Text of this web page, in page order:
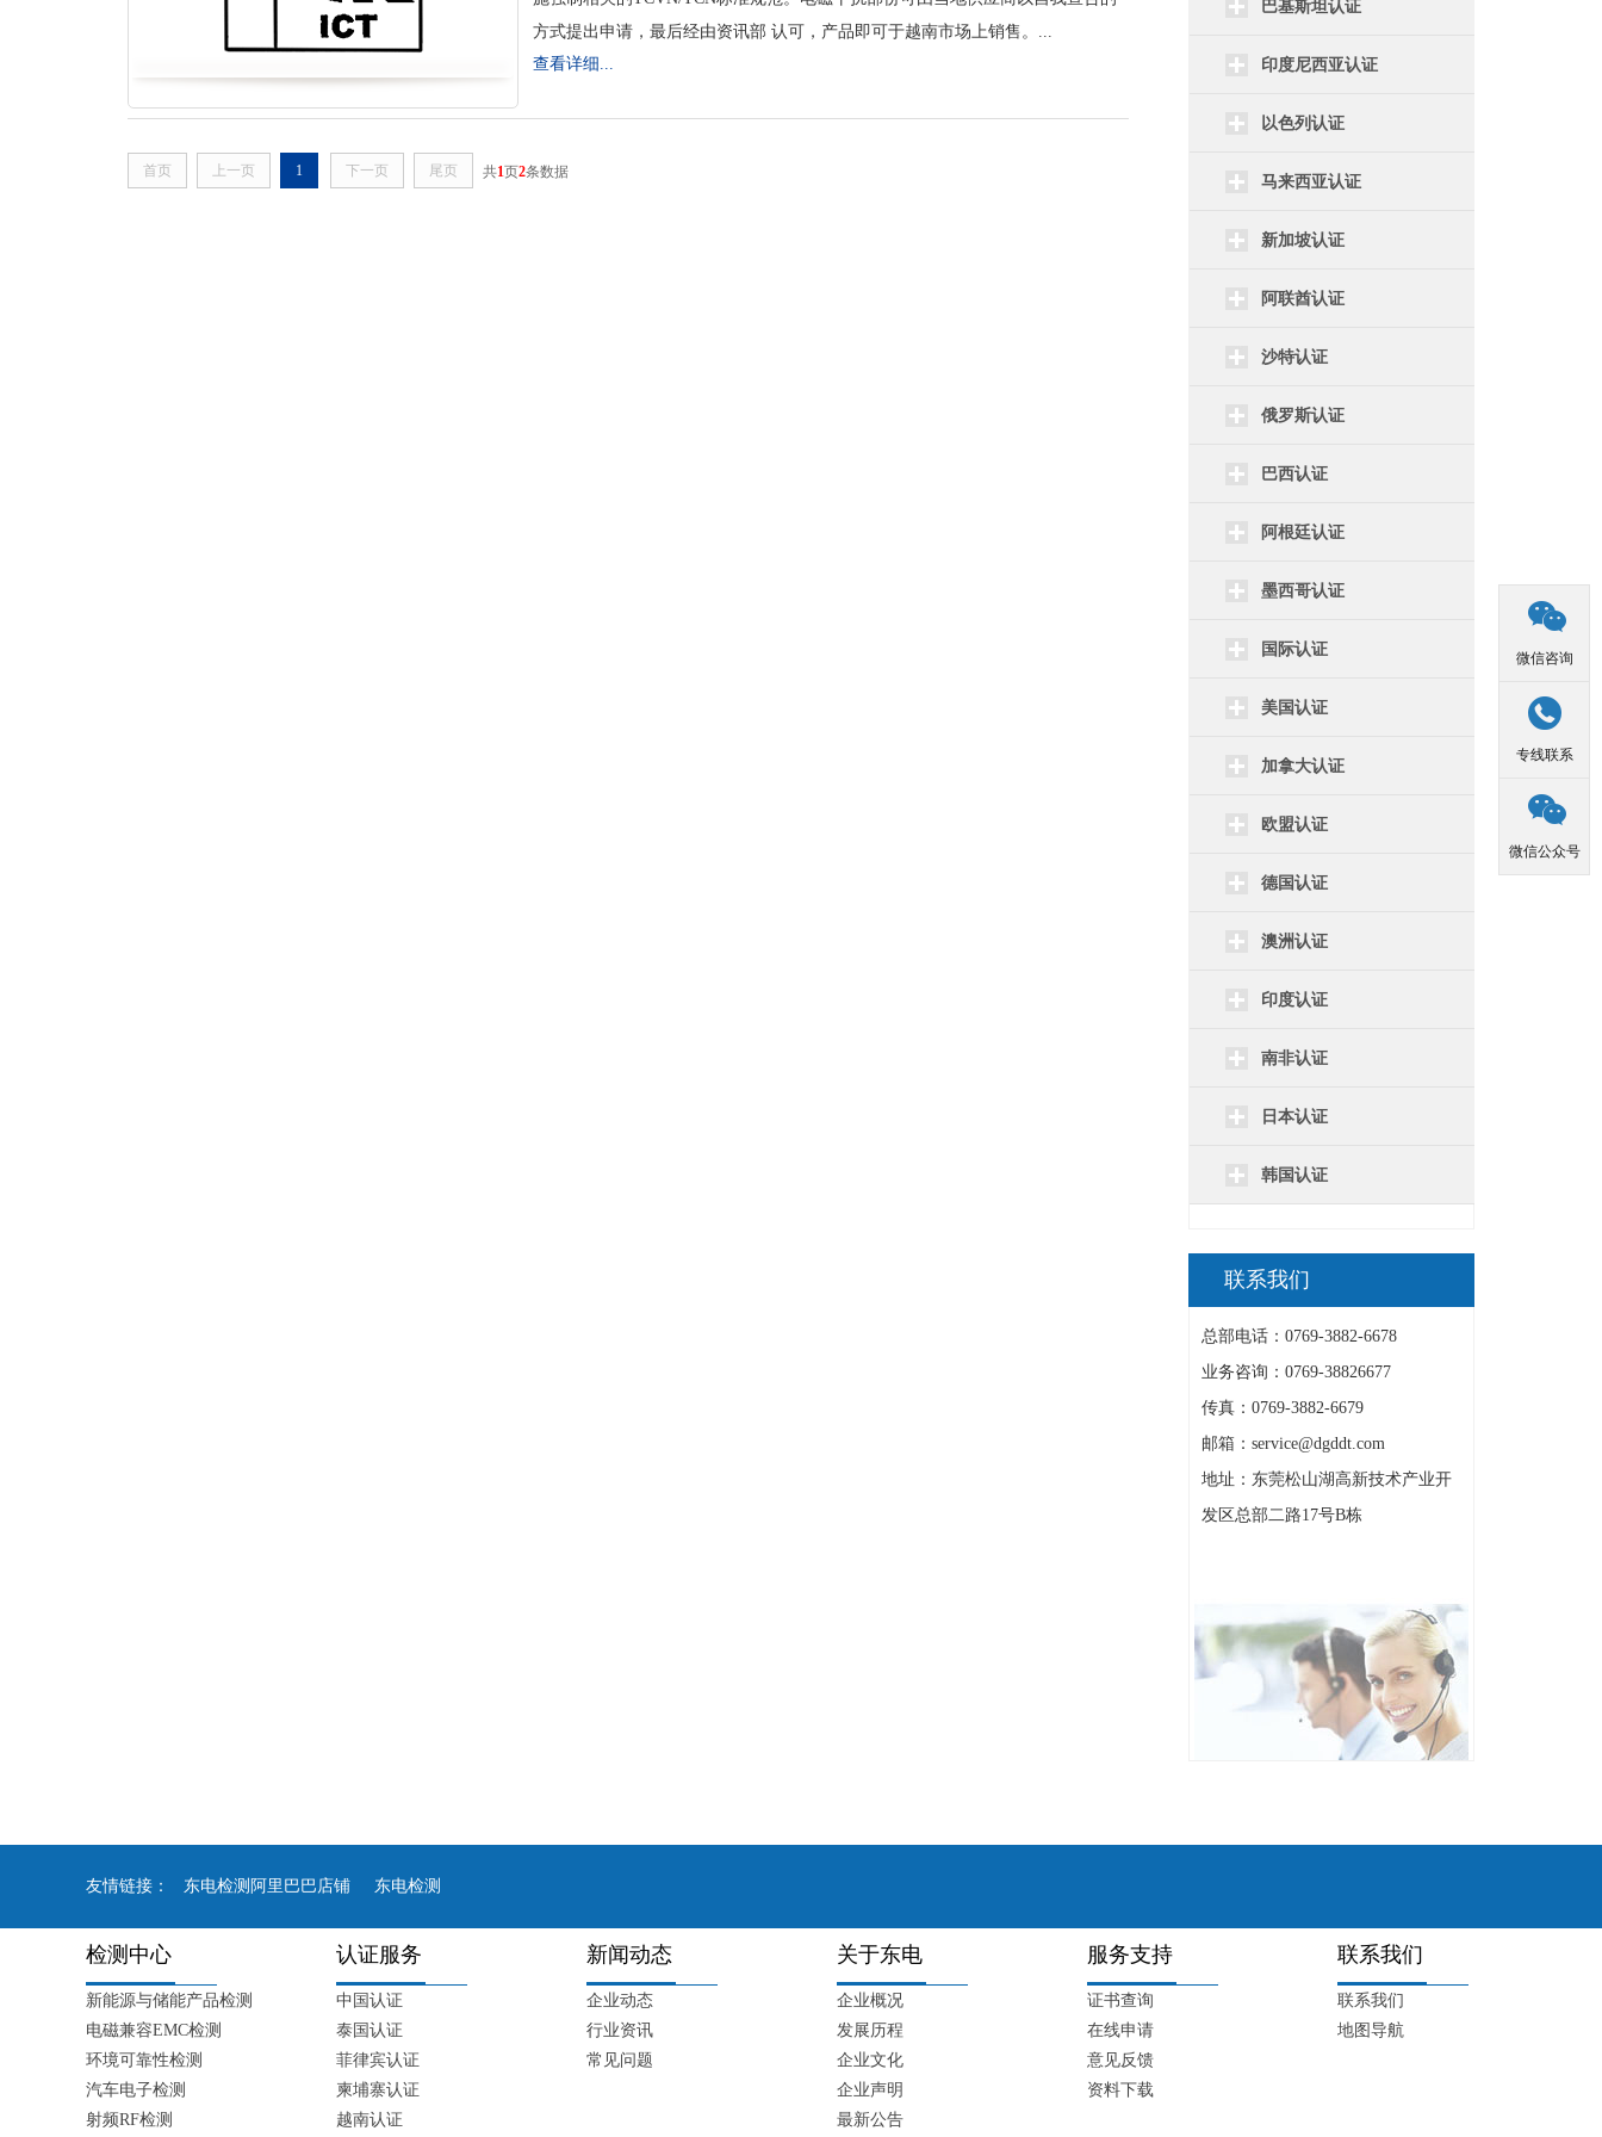
巴基斯坦认证
印度尼西亚认证
以色列认证
马来西亚认证
新加坡认证
阿联酋认证
沙特认证
俄罗斯认证
巴西认证
阿根廷认证
墨西哥认证
国际认证
美国认证
加拿大认证
欧盟认证
德国认证
澳洲认证
印度认证
南非认证
日本认证
韩国认证
联系我们
总部电话：0769-3882-6678
业务咨询：0769-38826677
传真：0769-3882-6679
邮箱：service@dgddt.com
地址：东莞松山湖高新技术产业开
发区总部二路17号B栋
方式提出申请，最后经由资讯部 认可，产品即可于越南市场上销售。...
查看详细...
首页 上一页 1 下一页 尾页 共1页2条数据
友情链接： 东电检测阿里巴巴店铺 东电检测
检测中心 认证服务 新闻动态 关于东电 服务支持 联系我们
新能源与储能产品检测
电磁兼容EMC检测
环境可靠性检测
汽车电子检测
射频RF检测
中国认证
泰国认证
菲律宾认证
柬埔寨认证
越南认证
企业动态
行业资讯
常见问题
企业概况
发展历程
企业文化
企业声明
最新公告
证书查询
在线申请
意见反馈
资料下载
联系我们
地图导航

微信咨询

专线联系

微信公众号